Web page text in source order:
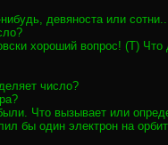
девяноста или
хороший вопрос! (T)
число?
Что вызывает или
бы один электрон на